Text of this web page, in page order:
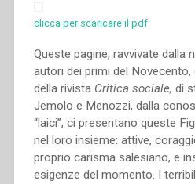
clicca per scaricare il pdf
Queste pagine, ravvivate dal­la
autori dei primi del Novecento,
del­la rivista Critica sociale, di
Jemolo e Menozzi, dal­la
“laici”, ci presentano queste
nel loro insieme: attive,
proprio carisma salesiano, e
esigenze del momento. I